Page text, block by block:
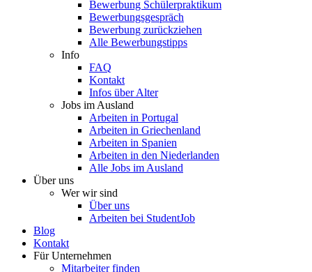
Bewerbung Schülerpraktikum
Bewerbungsgespräch
Bewerbung zurückziehen
Alle Bewerbungstipps
Info
FAQ
Kontakt
Infos über Alter
Jobs im Ausland
Arbeiten in Portugal
Arbeiten in Griechenland
Arbeiten in Spanien
Arbeiten in den Niederlanden
Alle Jobs im Ausland
Über uns
Wer wir sind
Über uns
Arbeiten bei StudentJob
Blog
Kontakt
Für Unternehmen
Mitarbeiter finden